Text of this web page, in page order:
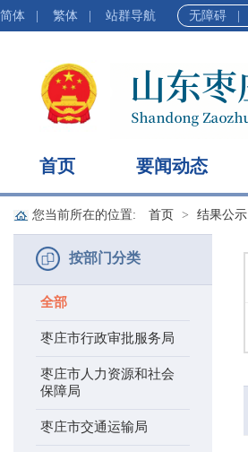
简体 繁体 站群导航 无障碍
首页 要闻动态
您当前所在的位置: 首页 结果公示
按部门分类
全部
枣庄市行政审批服务局
枣庄市人力资源和社会
保障局
枣庄市交通运输局